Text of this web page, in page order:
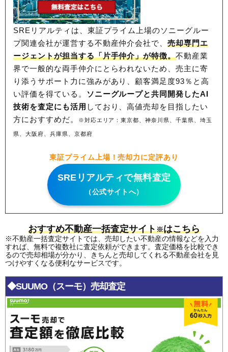
SREリアルティは、東証プライム上場のソニーグルー
プ関連会社が運営する不動産仲介会社で、売却専門エ
ージェントが担当する「片手仲介」が特徴。不動産業
界で一般的な両手仲介にとらわれないため、売主に寄
り添うサポート力に強みがあり、顧客満足度93％と高
い評価を得ている。 ソニーグループと共同開発したAI
技術を査定にも活用 しており、高値売却を目指したい
方におすすめだ。
※対応エリア：東京都、神奈川県、千葉県、埼玉
県、大阪府、兵庫県、京都府
東証プライム上場！売却力に定評あり
SREリアルティで無料査定
（公式サイトへ）
おすすめ不動産一括査定サイト※はこちら
※不動産一括査定サイトでは、売却したい不動産の情報などを入力
すれば、無料で複数社に査定依頼ができます。査定価格を比較でき
るので売却相場が分かり、きちんと売却してくれる不動産会社を見
つけやすくなる便利なサービスです。
◆SUUMO（スーモ）売却査定